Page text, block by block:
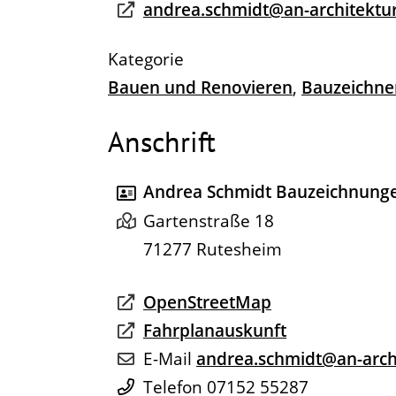
andrea.schmidt@an-
Bauen und Renovieren,
Anschrift
Andrea Schmidt
Gartenstraße 18
71277 Rutesheim
OpenStreetMap
Fahrplanauskunft
E-Mail andrea.schmidt@an-
Telefon 07152 55287